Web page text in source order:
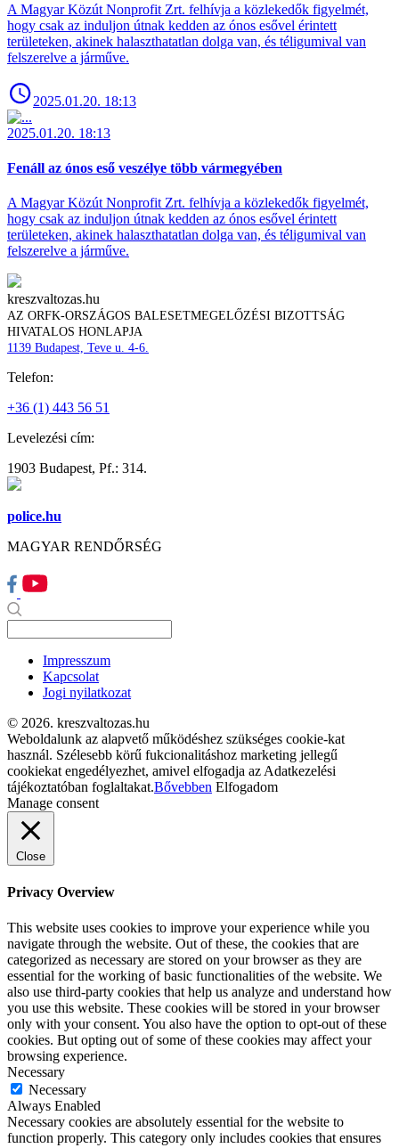
A Magyar Közút Nonprofit Zrt. felhívja a közlekedők figyelmét,
hogy csak az induljon útnak kedden az ónos esővel érintett
területeken, akinek halaszthatatlan dolga van, és téligumival van
felszerelve a járműve.
2025.01.20. 18:13
2025.01.20. 18:13
Fenáll az ónos eső veszélye több vármegyében
A Magyar Közút Nonprofit Zrt. felhívja a közlekedők figyelmét,
hogy csak az induljon útnak kedden az ónos esővel érintett
területeken, akinek halaszthatatlan dolga van, és téligumival van
felszerelve a járműve.
kreszvaltozas.hu
AZ ORFK-ORSZÁGOS BALESETMEGELŐZÉSI BIZOTTSÁG
HIVATALOS HONLAPJA
1139 Budapest, Teve u. 4-6.
Telefon:
+36 (1) 443 56 51
Levelezési cím:
1903 Budapest, Pf.: 314.
police.hu
MAGYAR RENDŐRSÉG
Impresszum
Kapcsolat
Jogi nyilatkozat
© 2026. kreszvaltozas.hu
Weboldalunk az alapvető működéshez szükséges cookie-kat
használ. Szélesebb körű fukcionalitáshoz marketing jellegű
cookiekat engedélyezhet, amivel elfogadja az Adatkezelési
tájékoztatóban foglaltakat.Bővebben Elfogadom
Manage consent
Close
Privacy Overview
This website uses cookies to improve your experience while you
navigate through the website. Out of these, the cookies that are
categorized as necessary are stored on your browser as they are
essential for the working of basic functionalities of the website. We
also use third-party cookies that help us analyze and understand how
you use this website. These cookies will be stored in your browser
only with your consent. You also have the option to opt-out of these
cookies. But opting out of some of these cookies may affect your
browsing experience.
Necessary
Necessary
Always Enabled
Necessary cookies are absolutely essential for the website to
function properly. This category only includes cookies that ensures